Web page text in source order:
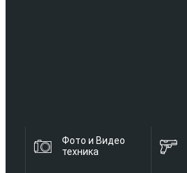
Фото и Видео
техника